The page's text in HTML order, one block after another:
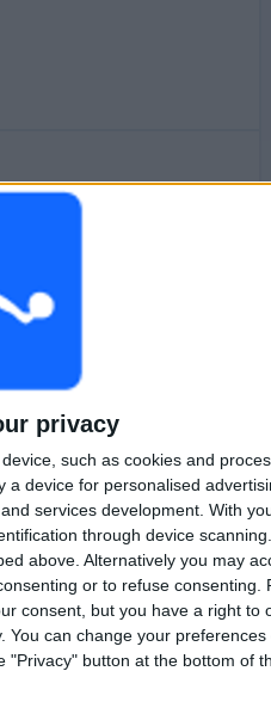
privacy
such as cookies and
device for personalised
services development. With
through device
above. Alternatively you may
or to refuse consenting.
consent, but you have a right to
You can change your
button at the bottom of
DNY
zápasu
VS Tecnico U.
1
49 (100%)